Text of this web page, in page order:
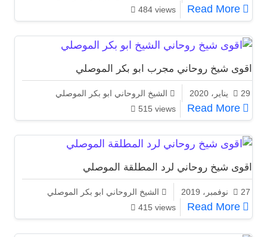
484 views
Read More
اقوى شيخ روحاني في سلطنة عمان
اقوى شيخ روحاني مجرب ابو بكر الموصلي
29 يناير، 2020
الشيخ الروحاني ابو بكر الموصلي
515 views
Read More
اقوى شيخ روحاني مجرب ابو بكر الموصلي
اقوى شيخ روحاني لرد المطلقة الموصلي
27 نوفمبر، 2019
الشيخ الروحاني ابو بكر الموصلي
415 views
Read More
اقوى شيخ روحاني لرد المطلقة الموصلي